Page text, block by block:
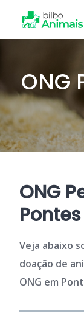
content
ONG
ONG
Veja abaixo
doação de
ONG em